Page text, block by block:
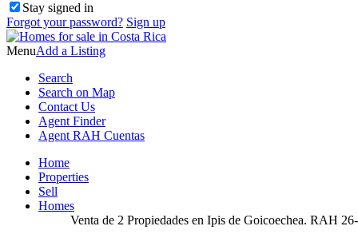
Stay signed in
Forgot your password? Sign up
MenuAdd a Listing
Search
Search on Map
Contact Us
Agent Finder
Agent RAH Cuentas
Home
Properties
Sell
Homes
Venta de 2 Propiedades en Ipis de Goicoechea. RAH